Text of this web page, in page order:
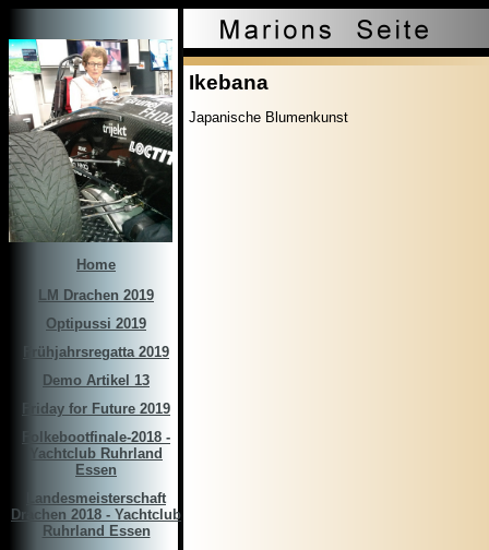
Home
LM Drachen 2019
Optipussi 2019
Frühjahrsregatta 2019
Demo Artikel 13
Friday for Future 2019
Folkebootfinale-2018 -
Yachtclub Ruhrland
Essen
Landesmeisterschaft
Drachen 2018 - Yachtclub
Ruhrland Essen
Ikebana
Japanische Blumenkunst